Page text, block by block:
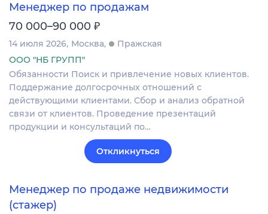
Менеджер по продажам
70 000–90 000 ₽
14 июля 2026 Москва
Пражская
ООО "НБ ГРУПП"
Обязанности Поиск и привлечение новых клиентов.
Поддержание долгосрочных отношений с
действующими клиентами. Сбор и анализ обратной
связи от клиентов. Проведение презентаций
продукции и консультаций по…
Откликнуться
Менеджер по продаже недвижимости
(стажер)